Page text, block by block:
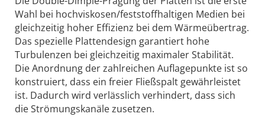
Wahl bei hochviskosen/feststoffhaltigen Medien bei
gleichzeitig hoher Effizienz bei dem Wärmeübertrag.
Das spezielle Plattendesign garantiert hohe
Turbulenzen bei gleichzeitig maximaler Stabilität.
Die Anordnung der zahlreichen Auflagepunkte ist so
konstruiert, dass ein freier Fließspalt gewährleistet
ist. Dadurch wird verlässlich verhindert, dass sich
die Strömungskanäle zusetzen.